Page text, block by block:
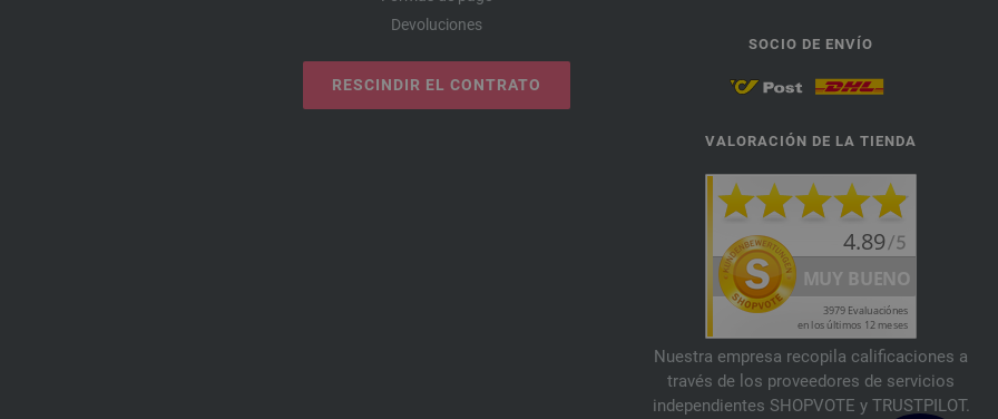
Devoluciones
RESCINDIR EL CONTRATO
SOCIO DE ENVÍO
VALORACIÓN DE LA TIENDA
Nuestra empresa recopila calificaciones a
través de los proveedores de servicios
independientes SHOPVOTE y TRUSTPILOT.